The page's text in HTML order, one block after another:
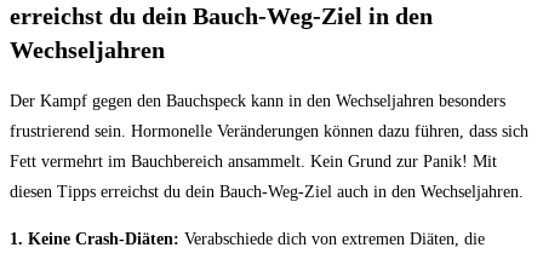
erreichst du dein Bauch-Weg-Ziel in den
Wechseljahren
Der Kampf gegen den⁤ Bauchspeck kann in den Wechseljahren besonders
frustrierend sein. Hormonelle Veränderungen können dazu⁢ führen,​ dass sich
Fett vermehrt im Bauchbereich⁤ ansammelt. Kein ⁢Grund zur Panik! Mit
⁣diesen Tipps erreichst du dein ‌Bauch-Weg-Ziel auch​ in den Wechseljahren.
1. Keine Crash-Diäten: Verabschiede dich von‌ extremen Diäten, die